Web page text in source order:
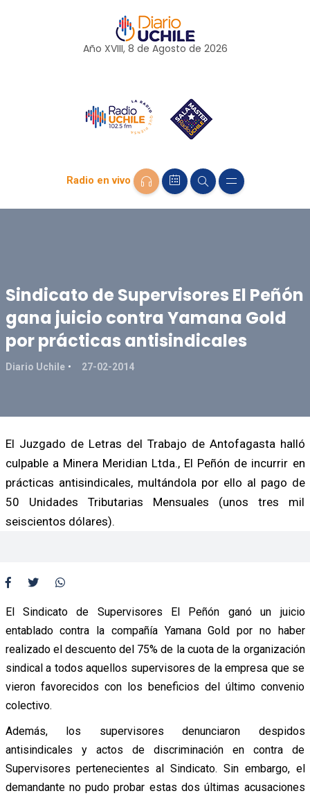
Año XVIII, 8 de Agosto de 2026
Radio en vivo
Sindicato de Supervisores El Peñón
gana juicio contra Yamana Gold
por prácticas antisindicales
Diario Uchile 27-02-2014
El Juzgado de Letras del Trabajo de Antofagasta halló
culpable a Minera Meridian Ltda., El Peñón de incurrir en
prácticas antisindicales, multándola por ello al pago de
50 Unidades Tributarias Mensuales (unos tres mil
seiscientos dólares).
El Sindicato de Supervisores El Peñón ganó un juicio
entablado contra la compañía Yamana Gold por no haber
realizado el descuento del 75% de la cuota de la organización
sindical a todos aquellos supervisores de la empresa que se
vieron favorecidos con los beneficios del último convenio
colectivo.
Además, los supervisores denunciaron despidos
antisindicales y actos de discriminación en contra de
Supervisores pertenecientes al Sindicato. Sin embargo, el
demandante no pudo probar estas dos últimas acusaciones